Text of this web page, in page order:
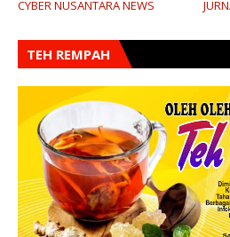
CYBER NUSANTARA NEWS
TEH REMPAH